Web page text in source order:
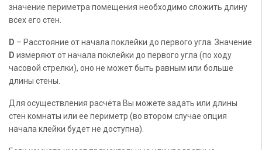
значение периметра помещения необходимо сложить длину
всех его стен.
D – Расстояние от начала поклейки до первого угла. Значение
D измеряют от начала поклейки до первого угла (по ходу
часовой стрелки), оно не может быть равным или больше
длины стены.
Для осуществления расчёта Вы можете задать или длины
стен комнаты или ее периметр (во втором случае опция
начала клейки будет не доступна).